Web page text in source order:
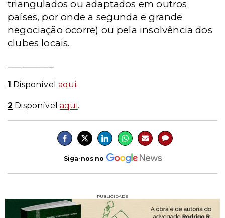
triangulados ou adaptados em outros
países, por onde a segunda e grande
negociação ocorre) ou pela insolvência dos
clubes locais.
1 Disponívelaqui.
2 Disponívelaqui.
Siga-nos no
PUBLICIDADE